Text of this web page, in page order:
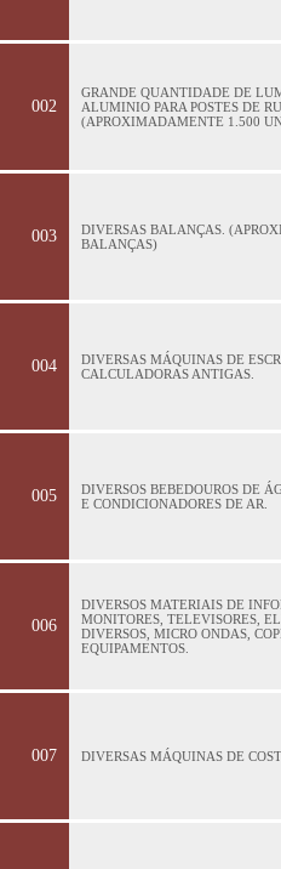
002
GRANDE QUANTIDADE DE
ALUMINIO PARA POSTES DE
(APROXIMADAMENTE 1.500
003
DIVERSAS BALANÇAS.
BALANÇAS)
004
DIVERSAS MÁQUINAS DE
CALCULADORAS ANTIGAS.
005
DIVERSOS BEBEDOUROS DE
E CONDICIONADORES DE AR.
006
DIVERSOS MATERIAIS DE
MONITORES, TELEVISORES,
DIVERSOS, MICRO ONDAS,
EQUIPAMENTOS.
007 DIVERSAS MÁQUINAS DE